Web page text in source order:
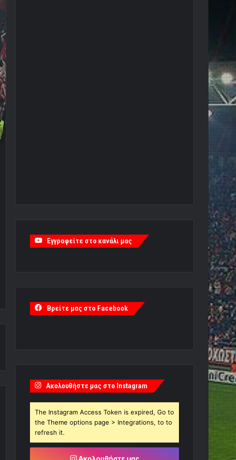
Εγγραφείτε στο κανάλι μας
Βρείτε μας στο Facebook
Ακολουθήστε μας στο Instagram
The Instagram Access Token is expired, Go to
the Theme options page > Integrations, to to
refresh it.
Ακολουθήστε μας